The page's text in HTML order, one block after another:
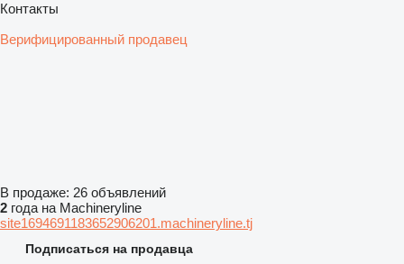
Контакты
Верифицированный продавец
В продаже: 26 объявлений
2 года на Machineryline
site1694691183652906201.machineryline.tj
Подписаться на продавца